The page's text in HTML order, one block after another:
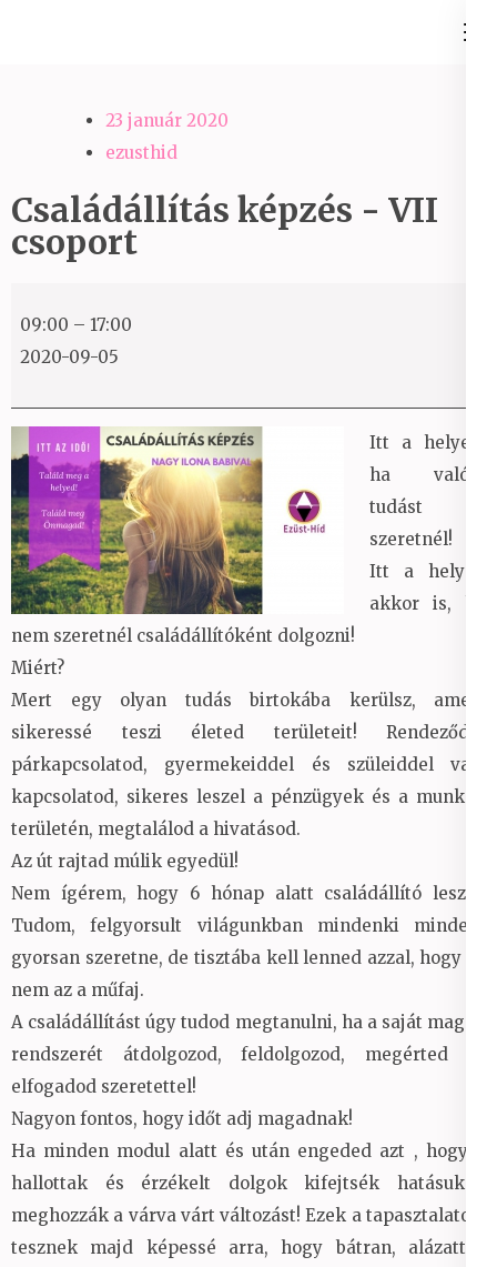
23 január 2020
ezusthid
Családállítás képzés - VII
csoport
képzés
csoport
09:00 – 17:00
2020-09-05
Itt a helyed,
ha valódi
tudást
szeretnél!
Itt a helyed
akkor is, ha
nem szeretnél családállítóként dolgozni!
Miért?
Mert egy olyan tudás birtokába kerülsz, amely
sikeressé teszi életed területeit! Rendeződik
párkapcsolatod, gyermekeiddel és szüleiddel való
kapcsolatod, sikeres leszel a pénzügyek és a munkád
területén, megtalálod a hivatásod.
Az út rajtad múlik egyedül!
Nem ígérem, hogy 6 hónap alatt családállító leszel!
Tudom, felgyorsult világunkban mindenki mindent
gyorsan szeretne, de tisztába kell lenned azzal, hogy ez
nem az a műfaj.
A családállítást úgy tudod megtanulni, ha a saját magad
rendszerét átdolgozod, feldolgozod, megérted és
elfogadod szeretettel!
Nagyon fontos, hogy időt adj magadnak!
Ha minden modul alatt és után engeded azt , hogy a
hallottak és érzékelt dolgok kifejtsék hatásukat,
meghozzák a várva várt változást! Ezek a tapasztalatok,
tesznek majd képessé arra, hogy bátran, alázattal,